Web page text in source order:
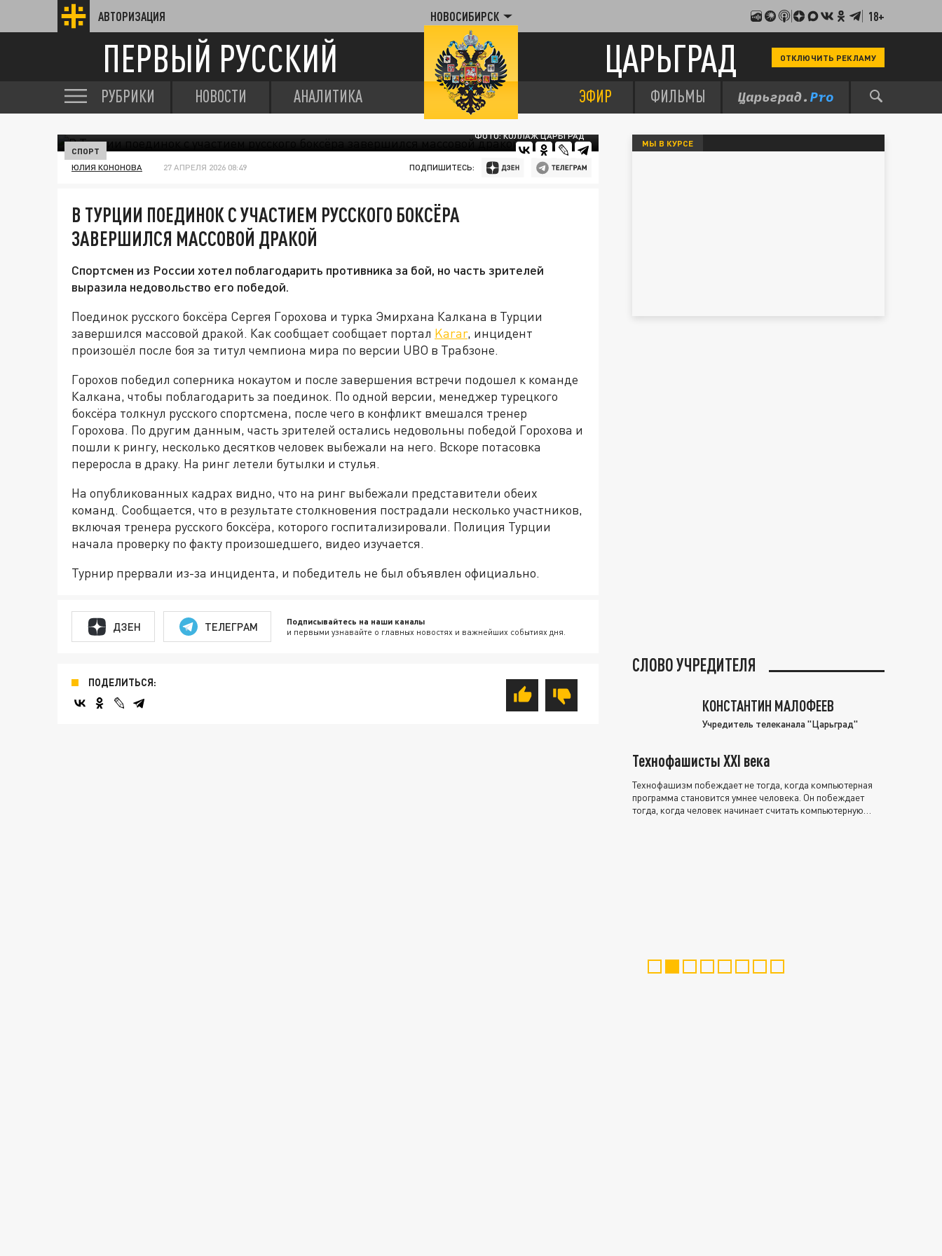
АВТОРИЗАЦИЯ НОВОСИБИРСК 18+
ПЕРВЫЙ РУССКИЙ ЦАРЬГРАД ОТКЛЮЧИТЬ РЕКЛАМУ
РУБРИКИ НОВОСТИ АНАЛИТИКА ЭФИР ФИЛЬМЫ
ФОТО: КОЛЛАЖ ЦАРЬГРАД
СПОРТ
ЮЛИЯ КОНОНОВА 27 АПРЕЛЯ 2026 08:49 ПОДПИШИТЕСЬ:
В ТУРЦИИ ПОЕДИНОК С УЧАСТИЕМ РУССКОГО БОКСЁРА
ЗАВЕРШИЛСЯ МАССОВОЙ ДРАКОЙ
Спортсмен из России хотел поблагодарить противника за бой, но часть зрителей
выразила недовольство его победой.
Поединок русского боксёра Сергея Горохова и турка Эмирхана Калкана в Турции
завершился массовой дракой. Как сообщает сообщает портал Karar, инцидент
произошёл после боя за титул чемпиона мира по версии UBO в Трабзоне.
Горохов победил соперника нокаутом и после завершения встречи подошел к команде
Калкана, чтобы поблагодарить за поединок. По одной версии, менеджер турецкого
боксёра толкнул русского спортсмена, после чего в конфликт вмешался тренер
Горохова. По другим данным, часть зрителей остались недовольны победой Горохова и
пошли к рингу, несколько десятков человек выбежали на него. Вскоре потасовка
переросла в драку. На ринг летели бутылки и стулья.
На опубликованных кадрах видно, что на ринг выбежали представители обеих
команд. Сообщается, что в результате столкновения пострадали несколько участников,
включая тренера русского боксёра, которого госпитализировали. Полиция Турции
начала проверку по факту произошедшего, видео изучается.
Турнир прервали из-за инцидента, и победитель не был объявлен официально.
ДЗЕН ТЕЛЕГРАМ Подписывайтесь на наши каналы
и первыми узнавайте о главных новостях и важнейших событиях дня.
ПОДЕЛИТЬСЯ:
МЫ В КУРСЕ
СЛОВО УЧРЕДИТЕЛЯ
КОНСТАНТИН МАЛОФЕЕВ
Учредитель телеканала "Царьград"
Технофашисты XXI века
Технофашизм побеждает не тогда, когда компьютерная
программа становится умнее человека. Он побеждает
тогда, когда человек начинает считать компьютерную